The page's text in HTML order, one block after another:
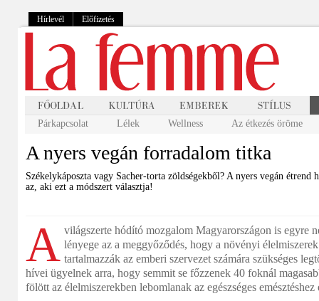
Hírlevél Előfizetés
Párkapcsolat Lélek Wellness Az étkezés öröme
A nyers vegán forradalom titka
Székelykáposzta vagy Sacher-torta zöldségekből? A nyers vegán étrend
az, aki ezt a módszert választja!
A világszerte hódító mozgalom Magyarországon is egyre
lényege az a meggyőződés, hogy a növényi
tartalmazzák az emberi szervezet számára szükséges
hívei ügyelnek arra, hogy semmit se főzzenek 40 foknál
fölött az élelmiszerekben lebomlanak az egészséges